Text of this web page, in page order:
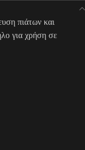
πιάτων και
για χρήση σε